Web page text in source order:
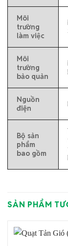
Môi
trường
làm việc
Môi
trường
bảo quản
Nguồn
điện
Bộ sản
phẩm
bao gồm
SẢN PHẨM